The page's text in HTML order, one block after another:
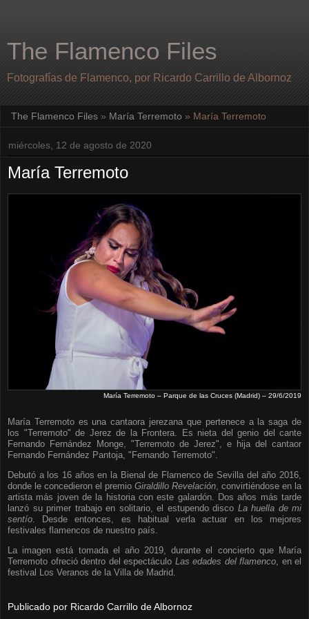
The Flamenco Files
Fotografías de Flamenco, por Ricardo Carrillo de Albornoz
The Flamenco Files » María Terremoto » María Terremoto
miércoles, 12 de agosto de 2020
María Terremoto
María Terremoto – Parque de las Cruces (Madrid) – 29/6/2019
María Terremoto es una cantaora jerezana que pertenece a la saga de
los "Terremoto" de Jerez de la Frontera. Es nieta del genio del cante
Fernando Fernández Monge, "Terremoto de Jerez", e hija del cantaor
Fernando Fernández Pantoja, "Fernando Terremoto".
Debutó a los 16 años en la Bienal de Flamenco de Sevilla del año 2016,
donde le concedieron el premio Giraldillo Revelación , convirtiéndose en la
artista más joven de la historia con este galardón. Dos años más tarde
lanzó su primer trabajo en solitario, el estupendo disco La huella de mi
sentío . Desde entonces, es habitual verla actuar en los mejores
festivales flamencos de nuestro país.
La imagen está tomada el año 2019, durante el concierto que María
Terremoto ofreció dentro del espectáculo Las edades del flamenco , en el
festival Los Veranos de la Villa de Madrid.
Publicado por Ricardo Carrillo de Albornoz